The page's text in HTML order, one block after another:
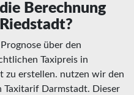
Berechnung
über den
Taxipreis in
zu erstellen. nutzen wir den
Taxitarif Darmstadt. Dieser